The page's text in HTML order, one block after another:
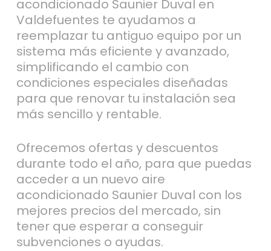
acondicionado Saunier Duval en
Valdefuentes te ayudamos a
reemplazar tu antiguo equipo por un
sistema más eficiente y avanzado,
simplificando el cambio con
condiciones especiales diseñadas
para que renovar tu instalación sea
más sencillo y rentable.
Ofrecemos ofertas y descuentos
durante todo el año, para que puedas
acceder a un nuevo aire
acondicionado Saunier Duval con los
mejores precios del mercado, sin
tener que esperar a conseguir
subvenciones o ayudas.